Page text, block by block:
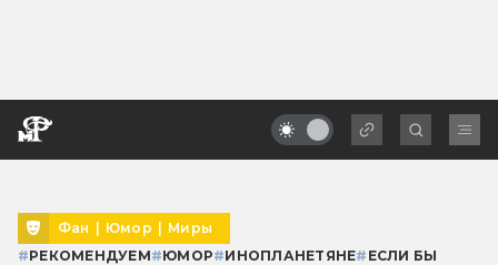
Фан | Юмор | Миры
#РЕКОМЕНДУЕМ#ЮМОР#ИНОПЛАНЕТЯНЕ# ЕСЛИ БЫ